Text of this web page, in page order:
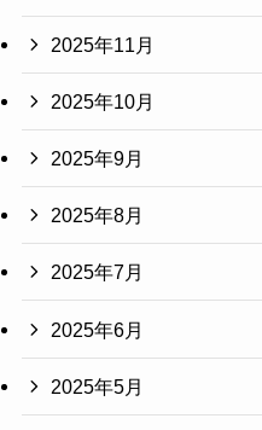
2025年11月
2025年10月
2025年9月
2025年8月
2025年7月
2025年6月
2025年5月